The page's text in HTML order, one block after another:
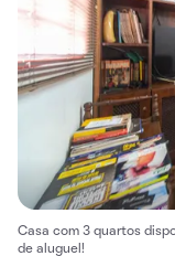
Casa com 3 quartos
de aluguel!